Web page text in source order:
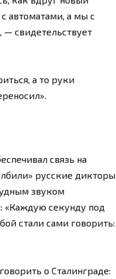
автоматами, а мы с
свидетельствует
а то руки
связь на
русские дикторы
звуком
«Каждую секунду под
стали сами говорить:
о Сталинграде: